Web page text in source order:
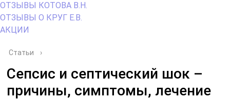
ОТЗЫВЫ КОТОВА В.Н.
ОТЗЫВЫ О КРУГ Е.В.
АКЦИИ
Статьи ›
Сепсис и септический шок –
причины, симптомы, лечение